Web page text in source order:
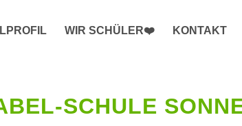
WIR SCHÜLER❤️ KONTAKT
SCHULE